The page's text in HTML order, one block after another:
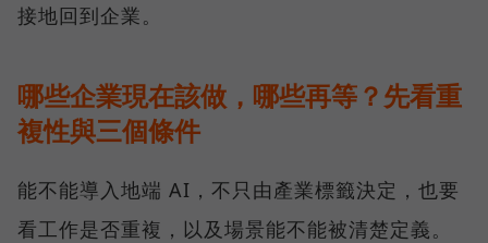
接地回到企業。
哪些企業現在該做，哪些再等？先看重
複性與三個條件
能不能導入地端 AI，不只由產業標籤決定，也要
看工作是否重複，以及場景能不能被清楚定義。